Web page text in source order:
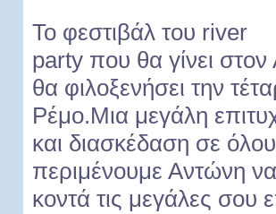
Το φεστιβάλ του river
party που θα γίνει
θα φιλοξενήσει την
Ρέμο.Μια μεγάλη
και διασκέδαση σε
περιμένουμε Αντώνη
κοντά τις μεγάλες σου